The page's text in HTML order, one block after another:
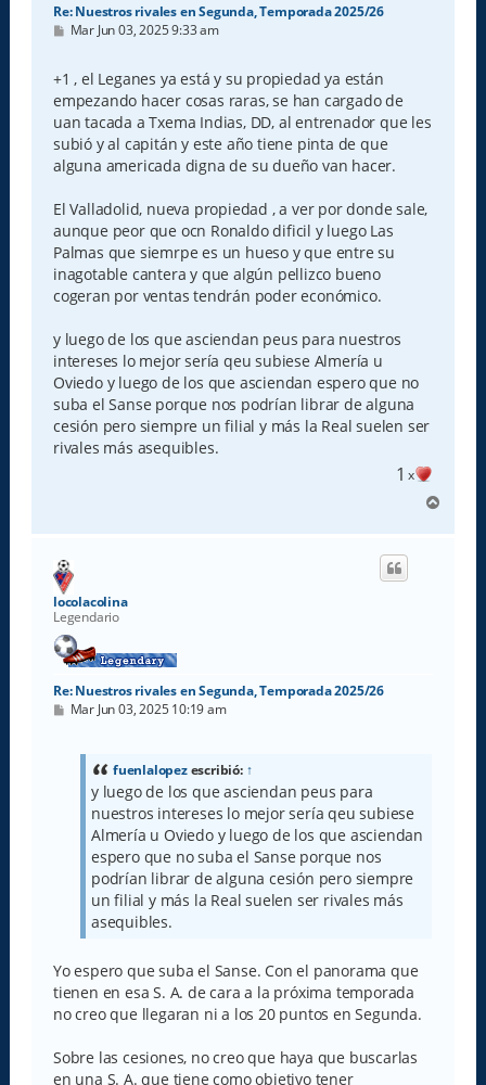
Re: Nuestros rivales en Segunda, Temporada 2025/26
M
s
a
j
e
Mar Jun 03, 2025 9:33 am
+1 , el Leganes ya está y su propiedad ya están
empezando hacer cosas raras, se han cargado de
uan tacada a Txema Indias, DD, al entrenador que les
subió y al capitán y este año tiene pinta de que
alguna americada digna de su dueño van hacer.
El Valladolid, nueva propiedad , a ver por donde sale,
aunque peor que ocn Ronaldo dificil y luego Las
Palmas que siemrpe es un hueso y que entre su
inagotable cantera y que algún pellizco bueno
cogeran por ventas tendrán poder económico.
y luego de los que asciendan peus para nuestros
intereses lo mejor sería qeu subiese Almería u
Oviedo y luego de los que asciendan espero que no
suba el Sanse porque nos podrían librar de alguna
cesión pero siempre un filial y más la Real suelen ser
rivales más asequibles.
1 x
r
locolacolina
Legendario
Re: Nuestros rivales en Segunda, Temporada 2025/26
M
Mar Jun 03, 2025 10:19 am
fuenlalopezescribió: ↑
y luego de los que asciendan peus para
nuestros intereses lo mejor sería qeu subiese
Almería u Oviedo y luego de los que asciendan
espero que no suba el Sanse porque nos
podrían librar de alguna cesión pero siempre
un filial y más la Real suelen ser rivales más
asequibles.
Yo espero que suba el Sanse. Con el panorama que
tienen en esa S. A. de cara a la próxima temporada
no creo que llegaran ni a los 20 puntos en Segunda.
Sobre las cesiones, no creo que haya que buscarlas
en una S. A. que tiene como objetivo tener